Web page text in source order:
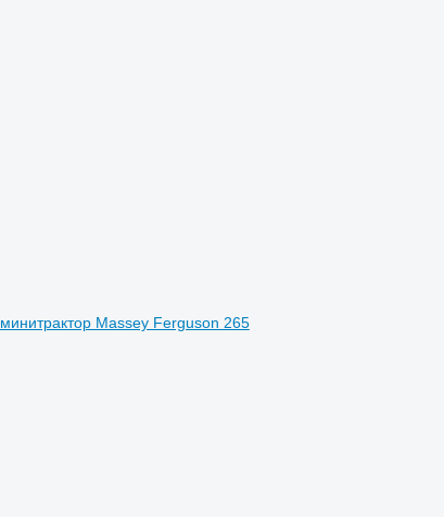
минитрактор Massey Ferguson 265